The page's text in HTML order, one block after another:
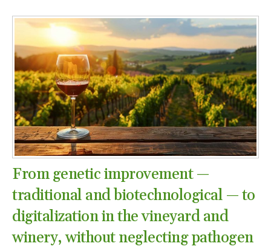
From genetic improvement —
traditional and biotechnological — to
digitalization in the vineyard and
winery, without neglecting pathogen